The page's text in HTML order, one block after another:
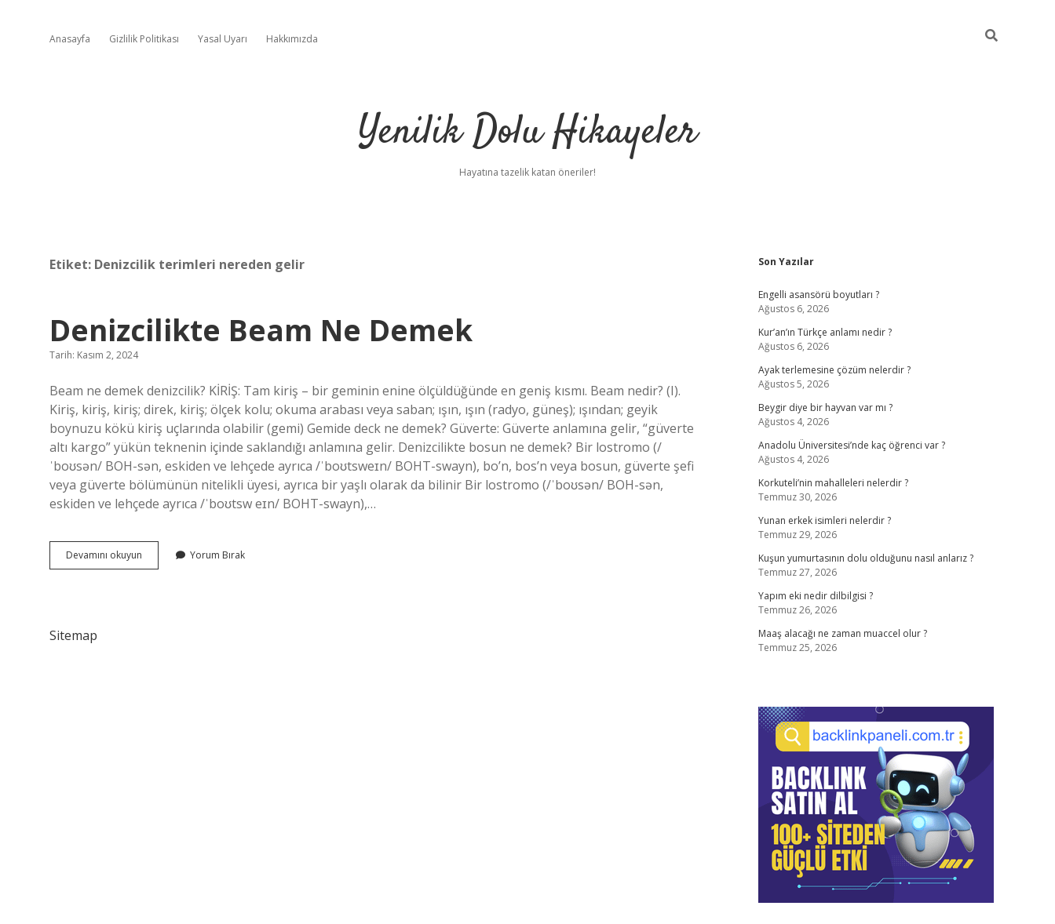
Anasayfa Gizlilik Politikası Yasal Uyarı Hakkımızda
Yenilik Dolu Hikayeler
Hayatına tazelik katan öneriler!
Etiket: Denizcilik terimleri nereden gelir
Denizcilikte Beam Ne Demek
Tarih: Kasım 2, 2024
Beam ne demek denizcilik? KİRİŞ: Tam kiriş – bir geminin enine ölçüldüğünde en geniş kısmı. Beam nedir? (I).
Kiriş, kiriş, kiriş; direk, kiriş; ölçek kolu; okuma arabası veya saban; ışın, ışın (radyo, güneş); ışından; geyik
boynuzu kökü kiriş uçlarında olabilir (gemi) Gemide deck ne demek? Güverte: Güverte anlamına gelir, “güverte
altı kargo” yükün teknenin içinde saklandığı anlamına gelir. Denizcilikte bosun ne demek? Bir lostromo (/
ˈboʊsən/ BOH-sən, eskiden ve lehçede ayrıca /ˈboʊtsweɪn/ BOHT-swayn), bo’n, bos’n veya bosun, güverte şefi
veya güverte bölümünün nitelikli üyesi, ayrıca bir yaşlı olarak da bilinir Bir lostromo (/ˈboʊsən/ BOH-sən,
eskiden ve lehçede ayrıca /ˈboʊtsw eɪn/ BOHT-swayn),…
Devamını okuyun Denizcilikte
Beam
Yorum Bırak
Sitemap
Sidebar
Son Yazılar
Engelli asansörü boyutları ?
Ağustos 6, 2026
Kur’an’ın Türkçe anlamı nedir ?
Ağustos 6, 2026
Ayak terlemesine çözüm nelerdir ?
Ağustos 5, 2026
Beygir diye bir hayvan var mı ?
Ağustos 4, 2026
Anadolu Üniversitesi’nde kaç öğrenci var ?
Ağustos 4, 2026
Korkuteli’nin mahalleleri nelerdir ?
Temmuz 30, 2026
Yunan erkek isimleri nelerdir ?
Temmuz 29, 2026
Kuşun yumurtasının dolu olduğunu nasıl anlarız ?
Temmuz 27, 2026
Yapım eki nedir dilbilgisi ?
Temmuz 26, 2026
Maaş alacağı ne zaman muaccel olur ?
Temmuz 25, 2026